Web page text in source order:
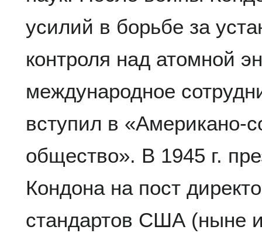
усилий в борьбе за
контроля над атомной
международное
вступил в «Американо-
общество». В 1945 г.
Кондона на пост
стандартов США (ныне